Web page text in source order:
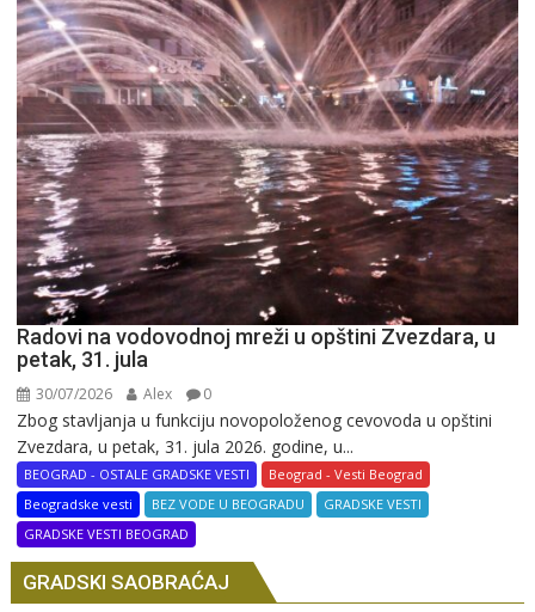
Radovi na vodovodnoj mreži u opštini Zvezdara, u
petak, 31. jula
30/07/2026 Alex 0
Zbog stavljanja u funkciju novopoloženog cevovoda u opštini
Zvezdara, u petak, 31. jula 2026. godine, u...
BEOGRAD - OSTALE GRADSKE VESTI
Beograd - Vesti Beograd
Beogradske vesti
BEZ VODE U BEOGRADU
GRADSKE VESTI
GRADSKE VESTI BEOGRAD
GRADSKI SAOBRAĆAJ